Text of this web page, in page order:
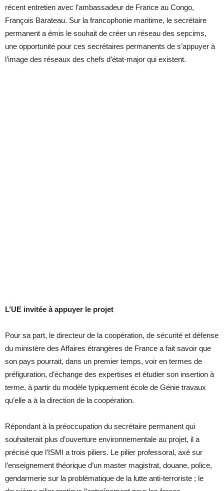
récent entretien avec l’ambassadeur de France au Congo,
François Barateau. Sur la francophonie maritime, le secrétaire
permanent a émis le souhait de créer un réseau des sepcims,
une opportunité pour ces secrétaires permanents de s’appuyer à
l’image des réseaux des chefs d’état-major qui existent.
L’UE invitée à appuyer le projet
Pour sa part, le directeur de la coopération, de sécurité et défense
du ministère des Affaires étrangères de France a fait savoir que
son pays pourrait, dans un premier temps, voir en termes de
préfiguration, d’échange des expertises et étudier son insertion à
terme, à partir du modèle typiquement école de Génie travaux
qu’elle a à la direction de la coopération.
Répondant à la préoccupation du secrétaire permanent qui
souhaiterait plus d’ouverture environnementale au projet, il a
précisé que l’ISMI a trois piliers. Le pilier professoral, axé sur
l’enseignement théorique d’un master magistrat, douane, police,
gendarmerie sur la problématique de la lutte anti-terroriste ; le